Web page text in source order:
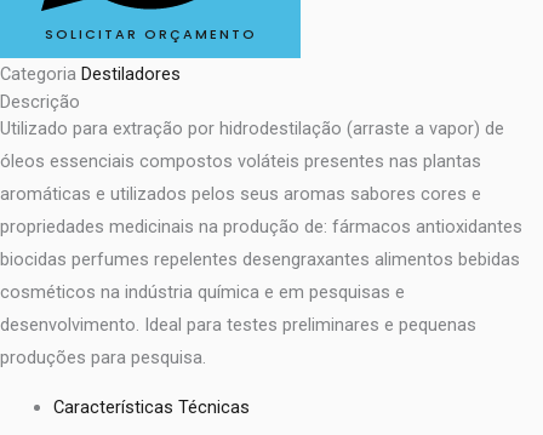
SOLICITAR ORÇAMENTO
Categoria Destiladores
Descrição
Utilizado para extração por hidrodestilação (arraste a vapor) de
óleos essenciais compostos voláteis presentes nas plantas
aromáticas e utilizados pelos seus aromas sabores cores e
propriedades medicinais na produção de: fármacos antioxidantes
biocidas perfumes repelentes desengraxantes alimentos bebidas
cosméticos na indústria química e em pesquisas e
desenvolvimento. Ideal para testes preliminares e pequenas
produções para pesquisa.
Características Técnicas